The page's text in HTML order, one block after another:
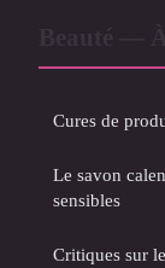
Cures de
Le savon
sensibles
Critiques sur